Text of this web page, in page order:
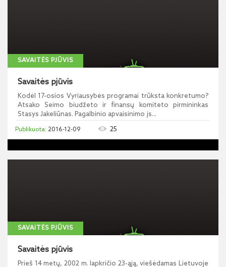
SAVAITĖS PJŪVIS
Savaitės pjūvis
Kodėl 17-osios Vyriausybės programai trūksta konkretumo?
Atsako Seimo biudžeto ir finansų komiteto pirmininkas
Stasys Jakeliūnas. Pagalbinio apvaisinimo įs...
2016-12-09 25
SAVAITĖS PJŪVIS
Savaitės pjūvis
Prieš 14 metų, 2002 m. lapkričio 23-ąją, viešėdamas Lietuvoje